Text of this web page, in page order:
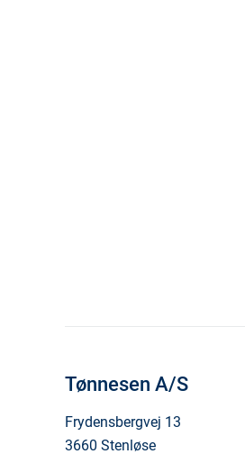
Tønnesen A/S
Frydensbergvej 13
3660 Stenløse